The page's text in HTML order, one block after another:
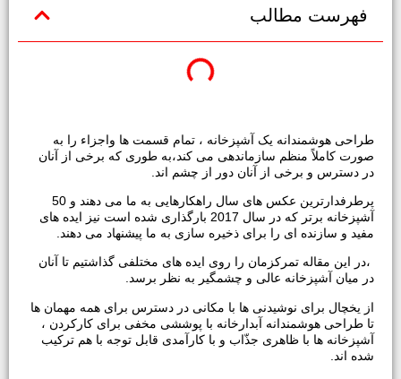
فهرست مطالب
طراحی هوشمندانه یک آشپزخانه ، تمام قسمت ها واجزاء را به
صورت کاملاً منظم سازماندهی می کند،به طوری که برخی از آنان
در دسترس و برخی از آنان دور از چشم اند.
پرطرفدارترین عکس های سال راهکارهایی به ما می دهند و 50
آشپزخانه برتر که در سال 2017 بارگذاری شده است نیز ایده های
مفید و سازنده ای را برای ذخیره سازی به ما پیشنهاد می دهند.
،در این مقاله تمرکزمان را روی ایده های مختلفی گذاشتیم تا آنان
در میان آشپزخانه عالی و چشمگیر به نظر برسد.
از یخچال برای نوشیدنی ها با مکانی در دسترس برای همه مهمان ها
تا طراحی هوشمندانه آبدارخانه با پوششی مخفی برای کارکردن ،
آشپزخانه ها با ظاهری جذّاب و با کارآمدی قابل توجه با هم ترکیب
شده اند.